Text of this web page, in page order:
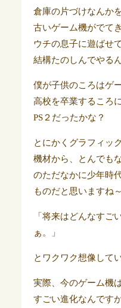
倉庫の片づけなんか
古いゲーム機がでて
ウチの息子に遊ばせ
結構たのしんでやる
僕が子供のころはゲ
高校を卒業するころ
PS２だったかな？
とにかくグラフィッ
機材から、とんでも
のただなかに少年時
ものだと思いますね～
「将来はどんなすご
ぁ。」
とワクワク想像して
実際、今のゲーム機
すごい進化なんですが